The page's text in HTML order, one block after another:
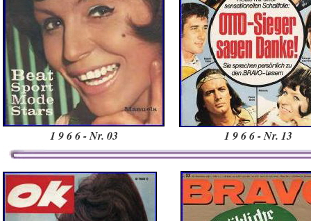
1 9 6 6 - Nr. 03 1 9 6 6 - Nr. 13